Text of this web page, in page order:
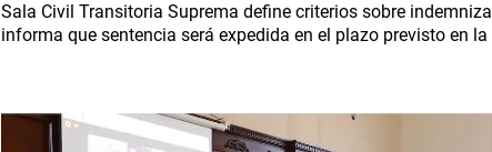
Sala Civil Transitoria Suprema define criterios sobre
informa que sentencia será expedida en el plazo previsto en la